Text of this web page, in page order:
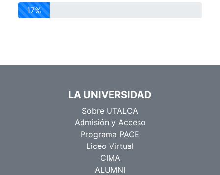
17%
LA UNIVERSIDAD
Sobre UTALCA
Admisión y Acceso
Programa PACE
Liceo Virtual
CIMA
ALUMNI